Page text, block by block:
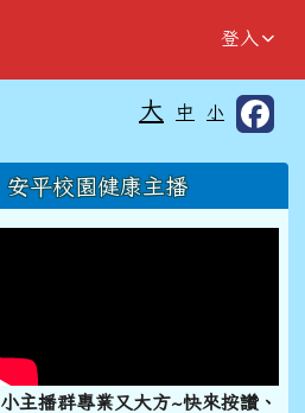
登入
⏸
大 中 小
右邊區域內容
安平校園健康主播
小主播群專業又大方~快來按讚、